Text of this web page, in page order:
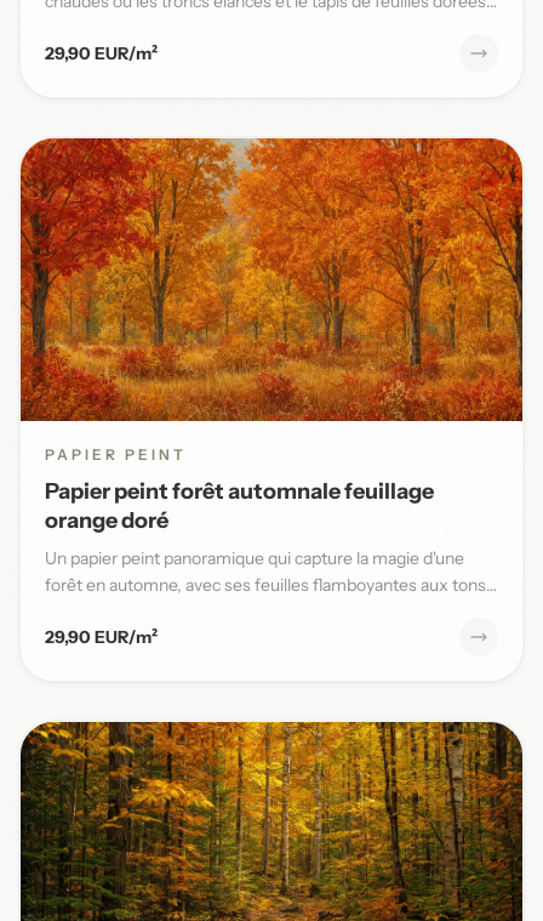
29,90 EUR/m²
PAPIER PEINT
Papier peint forêt automnale feuillage
orange doré
Un papier peint panoramique qui capture la magie d'une
forêt en automne, avec ses feuilles flamboyantes aux tons
29,90 EUR/m²